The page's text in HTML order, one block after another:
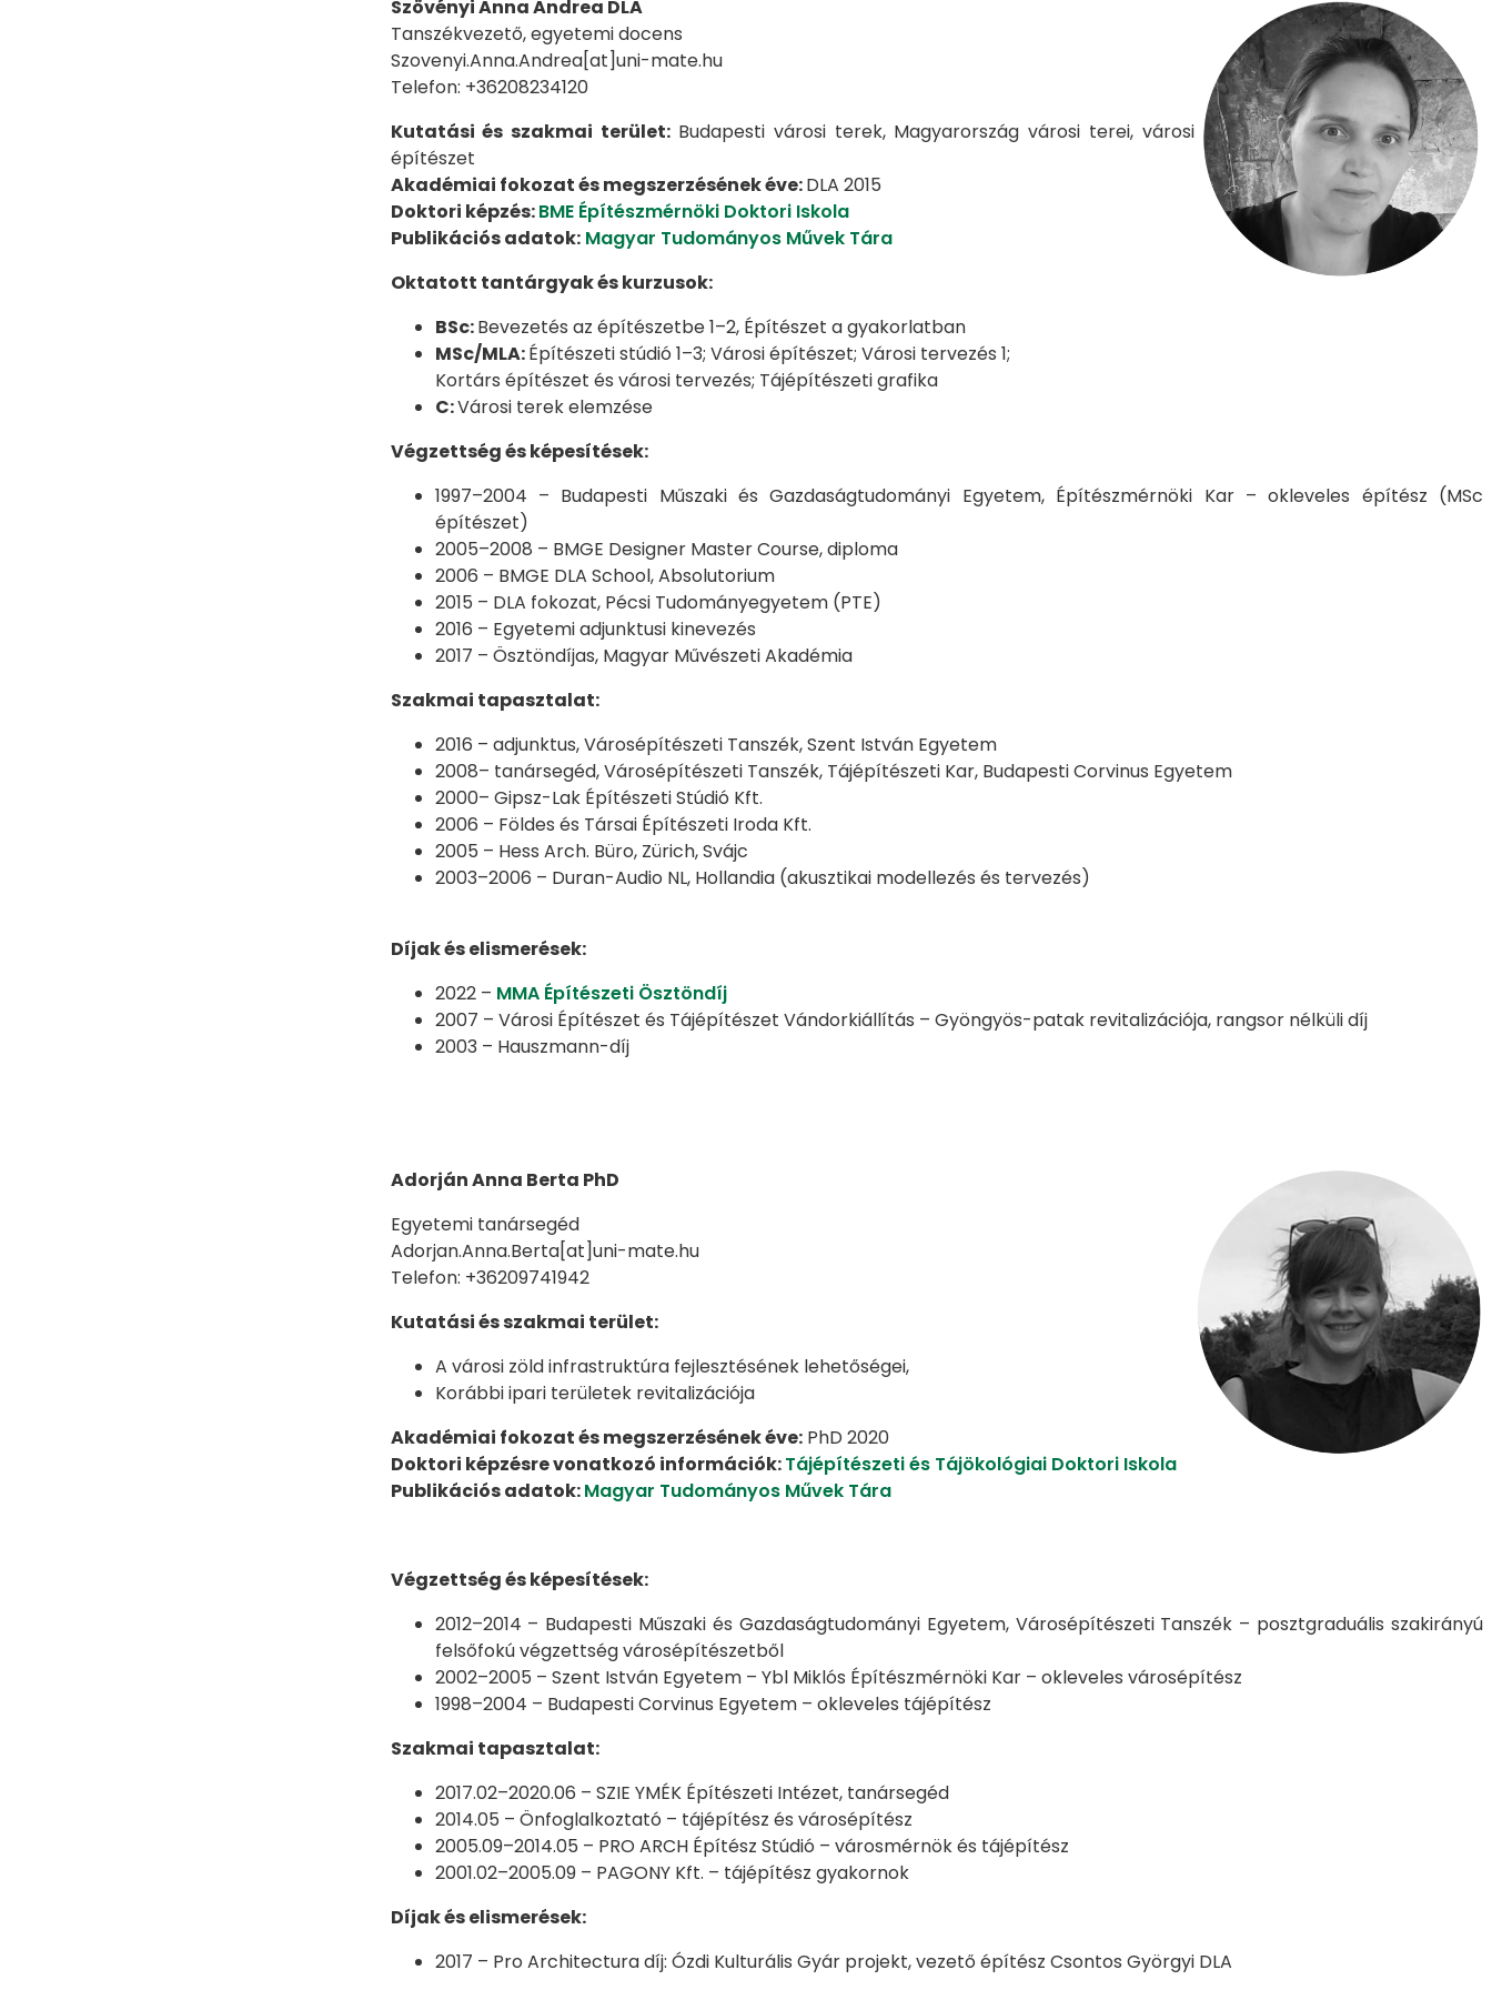
Szövényi Anna Andrea DLA
Tanszékvezető, egyetemi docens
Szovenyi.Anna.Andrea[at]uni-mate.hu
Telefon: +36208234120
Kutatási és szakmai terület: Budapesti városi terek, Magyarország városi terei, városi
építészet
Akadémiai fokozat és megszerzésének éve:DLA 2015
Doktori képzés:BME Építészmérnöki Doktori Iskola
Publikációs adatok: Magyar Tudományos Művek Tára
Oktatott tantárgyak és kurzusok:
BSc:Bevezetés az építészetbe 1–2, Építészet a gyakorlatban
MSc/MLA:Építészeti stúdió 1–3; Városi építészet; Városi tervezés 1;
Kortárs építészet és városi tervezés; Tájépítészeti grafika
C:Városi terek elemzése
Végzettség és képesítések:
1997–2004 – Budapesti Műszaki és Gazdaságtudományi Egyetem, Építészmérnöki Kar – okleveles építész (MSc
építészet)
2005–2008 – BMGE Designer Master Course, diploma
2006 – BMGE DLA School, Absolutorium
2015 – DLA fokozat, Pécsi Tudományegyetem (PTE)
2016 – Egyetemi adjunktusi kinevezés
2017 – Ösztöndíjas, Magyar Művészeti Akadémia
Szakmai tapasztalat:
2016 – adjunktus, Városépítészeti Tanszék, Szent István Egyetem
2008– tanársegéd, Városépítészeti Tanszék, Tájépítészeti Kar, Budapesti Corvinus Egyetem
2000– Gipsz-Lak Építészeti Stúdió Kft.
2006 – Földes és Társai Építészeti Iroda Kft.
2005 – Hess Arch. Büro, Zürich, Svájc
2003–2006 – Duran-Audio NL, Hollandia (akusztikai modellezés és tervezés)
Díjak és elismerések:
2022 – MMA Építészeti Ösztöndíj
2007 – Városi Építészet és Tájépítészet Vándorkiállítás – Gyöngyös-patak revitalizációja, rangsor nélküli díj
2003 – Hauszmann-díj
Adorján Anna Berta PhD
Egyetemi tanársegéd
Adorjan.Anna.Berta[at]uni-mate.hu
Telefon: +36209741942
Kutatási és szakmai terület:
A városi zöld infrastruktúra fejlesztésének lehetőségei,
Korábbi ipari területek revitalizációja
Akadémiai fokozat és megszerzésének éve:PhD 2020
Doktori képzésre vonatkozó információk:Tájépítészeti és Tájökológiai Doktori Iskola
Publikációs adatok:Magyar Tudományos Művek Tára
Végzettség és képesítések:
2012–2014 – Budapesti Műszaki és Gazdaságtudományi Egyetem, Városépítészeti Tanszék – posztgraduális szakirányú
felsőfokú végzettség városépítészetből
2002–2005 – Szent István Egyetem – Ybl Miklós Építészmérnöki Kar – okleveles városépítész
1998–2004 – Budapesti Corvinus Egyetem – okleveles tájépítész
Szakmai tapasztalat:
2017.02–2020.06 – SZIE YMÉK Építészeti Intézet, tanársegéd
2014.05 – Önfoglalkoztató – tájépítész és városépítész
2005.09–2014.05 – PRO ARCH Építész Stúdió – városmérnök és tájépítész
2001.02–2005.09 – PAGONY Kft. – tájépítész gyakornok
Díjak és elismerések:
2017 – Pro Architectura díj: Ózdi Kulturális Gyár projekt, vezető építész Csontos Györgyi DLA